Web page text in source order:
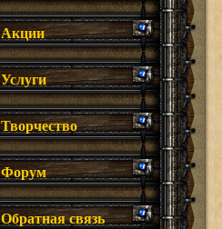
Акции
Услуги
Творчество
Форум
Обратная связь